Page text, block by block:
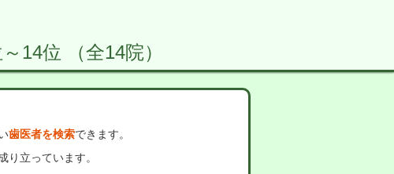
14位 （全14院）
歯医者を検索できます。
り立っています。